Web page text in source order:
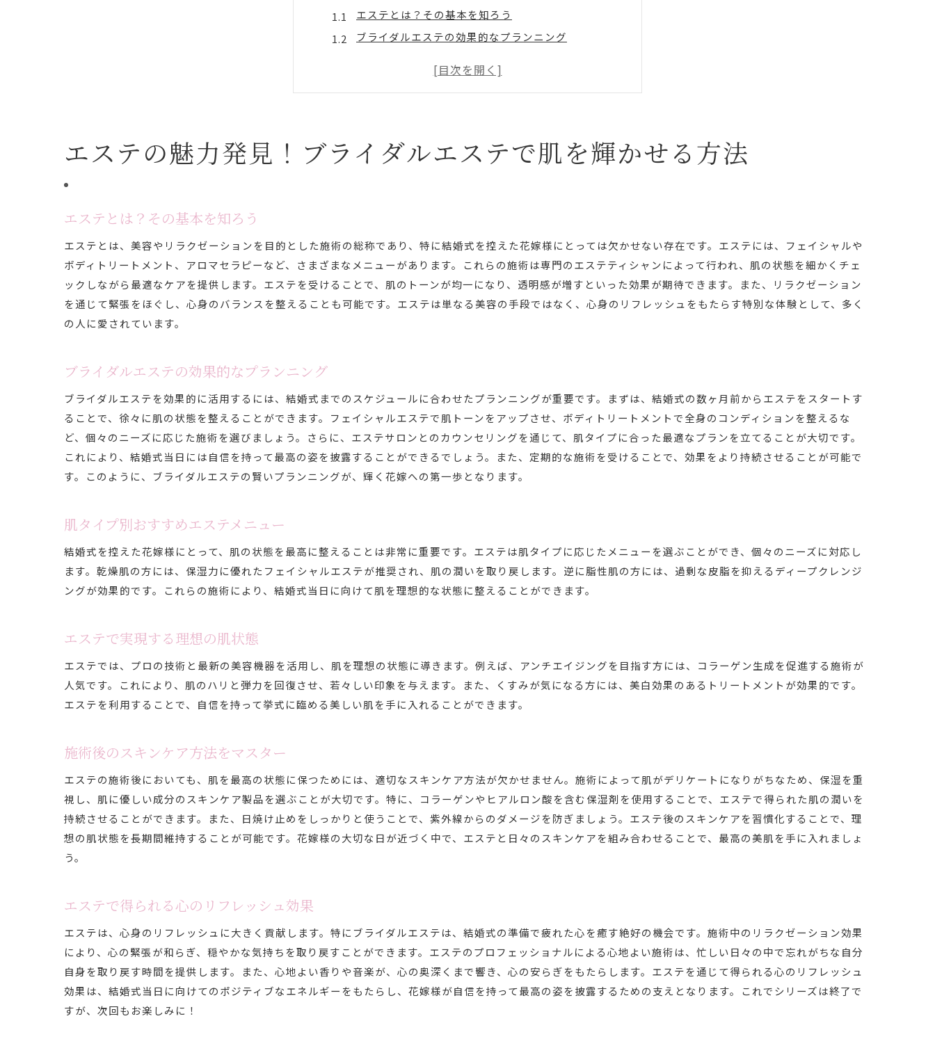
エステとは？その基本を知ろう
ブライダルエステの効果的なプランニング
エステで実現する理想の肌状態
花嫁必見エステで心と肌をリフレッシュしよう
結婚式当日に向けたメンタル準備
エステで心に余裕を持つ方法
最高の美肌への近道エステの力で完璧な花嫁に
エステティシャンが教える美肌ルーティン
結婚式直前におすすめのエステプラン
エステで肌トラブルを解消するステップ
エステで輝く花嫁の第一歩美しさの秘訣を解説
エステで始める美しさの旅
プロが教えるエステのベストタイミング
美しさを引き出すエステの技術
ブライダルエステで得られる自信
事前計画でエステを効果的に活用
エステの効果を最大化するスケジュール
ブライダルエステと体調管理の重要性
プロがすすめるエステ施術の選び方
エステで叶える理想の花嫁像
エステティシャンのアドバイス活用法
エステで叶える自分史上最高の美肌に必要なこと
エステで実現する最高の肌コンディション
エステで変わる日常のスキンケア
持続可能な美肌を作る秘訣
エステの魅力発見！ブライダルエステで肌を輝かせる方法
エステとは？その基本を知ろう
エステとは、美容やリラクゼーションを目的とした施術の総称であり、特に結婚式を控えた花嫁様にとっては欠かせない存在です。エステには、フェイシャルや
ボディトリートメント、アロマセラピーなど、さまざまなメニューがあります。これらの施術は専門のエステティシャンによって行われ、肌の状態を細かくチェ
ックしながら最適なケアを提供します。エステを受けることで、肌のトーンが均一になり、透明感が増すといった効果が期待できます。また、リラクゼーション
を通じて緊張をほぐし、心身のバランスを整えることも可能です。エステは単なる美容の手段ではなく、心身のリフレッシュをもたらす特別な体験として、多く
の人に愛されています。
ブライダルエステの効果的なプランニング
ブライダルエステを効果的に活用するには、結婚式までのスケジュールに合わせたプランニングが重要です。まずは、結婚式の数ヶ月前からエステをスタートす
ることで、徐々に肌の状態を整えることができます。フェイシャルエステで肌トーンをアップさせ、ボディトリートメントで全身のコンディションを整えるな
ど、個々のニーズに応じた施術を選びましょう。さらに、エステサロンとのカウンセリングを通じて、肌タイプに合った最適なプランを立てることが大切です。
これにより、結婚式当日には自信を持って最高の姿を披露することができるでしょう。また、定期的な施術を受けることで、効果をより持続させることが可能で
す。このように、ブライダルエステの賢いプランニングが、輝く花嫁への第一歩となります。
肌タイプ別おすすめエステメニュー
結婚式を控えた花嫁様にとって、肌の状態を最高に整えることは非常に重要です。エステは肌タイプに応じたメニューを選ぶことができ、個々のニーズに対応し
ます。乾燥肌の方には、保湿力に優れたフェイシャルエステが推奨され、肌の潤いを取り戻します。逆に脂性肌の方には、過剰な皮脂を抑えるディープクレンジ
ングが効果的です。これらの施術により、結婚式当日に向けて肌を理想的な状態に整えることができます。
エステで実現する理想の肌状態
エステでは、プロの技術と最新の美容機器を活用し、肌を理想の状態に導きます。例えば、アンチエイジングを目指す方には、コラーゲン生成を促進する施術が
人気です。これにより、肌のハリと弾力を回復させ、若々しい印象を与えます。また、くすみが気になる方には、美白効果のあるトリートメントが効果的です。
エステを利用することで、自信を持って挙式に臨める美しい肌を手に入れることができます。
施術後のスキンケア方法をマスター
エステの施術後においても、肌を最高の状態に保つためには、適切なスキンケア方法が欠かせません。施術によって肌がデリケートになりがちなため、保湿を重
視し、肌に優しい成分のスキンケア製品を選ぶことが大切です。特に、コラーゲンやヒアルロン酸を含む保湿剤を使用することで、エステで得られた肌の潤いを
持続させることができます。また、日焼け止めをしっかりと使うことで、紫外線からのダメージを防ぎましょう。エステ後のスキンケアを習慣化することで、理
想の肌状態を長期間維持することが可能です。花嫁様の大切な日が近づく中で、エステと日々のスキンケアを組み合わせることで、最高の美肌を手に入れましょ
う。
エステで得られる心のリフレッシュ効果
エステは、心身のリフレッシュに大きく貢献します。特にブライダルエステは、結婚式の準備で疲れた心を癒す絶好の機会です。施術中のリラクゼーション効果
により、心の緊張が和らぎ、穏やかな気持ちを取り戻すことができます。エステのプロフェッショナルによる心地よい施術は、忙しい日々の中で忘れがちな自分
自身を取り戻す時間を提供します。また、心地よい香りや音楽が、心の奥深くまで響き、心の安らぎをもたらします。エステを通じて得られる心のリフレッシュ
効果は、結婚式当日に向けてのポジティブなエネルギーをもたらし、花嫁様が自信を持って最高の姿を披露するための支えとなります。これでシリーズは終了で
すが、次回もお楽しみに！